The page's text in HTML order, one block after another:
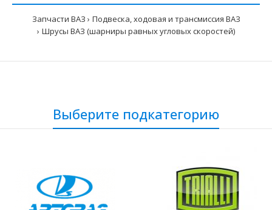
Запчасти ВАЗ
Подвеска, ходовая и трансмиссия ВАЗ
Шрусы ВАЗ (шарниры равных угловых скоростей)
Выберите подкатегорию